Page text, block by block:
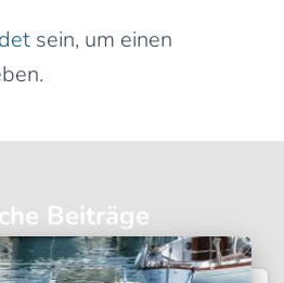
sein, um einen
Beiträge